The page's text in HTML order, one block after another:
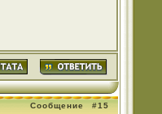
Сообщение #15